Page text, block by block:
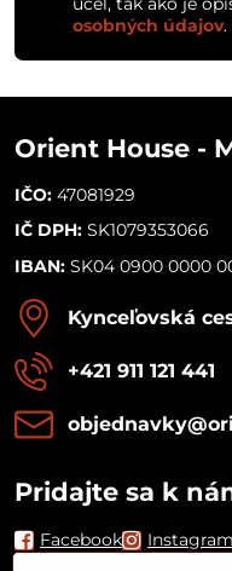
osobných údajov.
Orient House -
IČO: 47081929
IČ DPH: SK1079353066
IBAN: SK04 0900 0000
Kynceľovská
+421 911 121 441
Pridajte sa k
Facebook Instagram